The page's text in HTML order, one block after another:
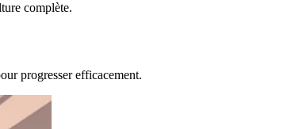
complète.
progresser efficacement.